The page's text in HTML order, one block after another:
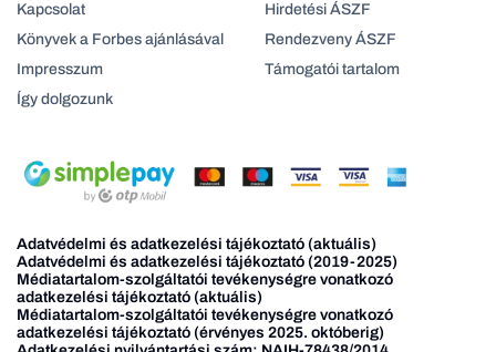
Kapcsolat
Könyvek a Forbes ajánlásával
Impresszum
Így dolgozunk
Hirdetési ÁSZF
Rendezveny ÁSZF
Támogatói tartalom
Adatvédelmi és adatkezelési tájékoztató (aktuális)
Adatvédelmi és adatkezelési tájékoztató (2019-2025)
Médiatartalom-szolgáltatói tevékenységre vonatkozó
adatkezelési tájékoztató (aktuális)
Médiatartalom-szolgáltatói tevékenységre vonatkozó
adatkezelési tájékoztató (érvényes 2025. októberig)